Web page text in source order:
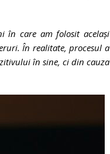
în care am folosit același
În realitate, procesul a
în sine, ci din cauza